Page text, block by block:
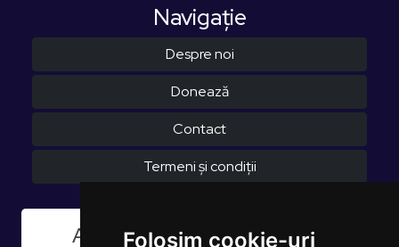
Folosim cookie-uri
Navigaţie
Despre noi
Donează
Contact
Termeni și condiții
Aboneaza-te la Newsletter